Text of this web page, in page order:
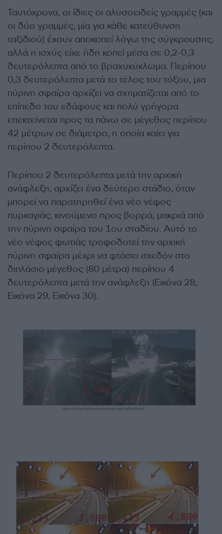
Ταυτόχρονα, οι ίδιες οι αλυσοειδείς γραμμές (και
οι δύο γραμμές, μία για κάθε κατεύθυνση
ταξιδιού) έχουν αποκοπεί λόγω της σύγκρουσης,
αλλά η ισχύς είχε ήδη κοπεί μέσα σε 0,2-0,3
δευτερόλεπτα από το βραχυκύκλωμα. Περίπου
0,3 δευτερόλεπτα μετά το τέλος του τόξου, μια
πύρινη σφαίρα αρχίζει να σχηματίζεται από το
επίπεδο του εδάφους και πολύ γρήγορα
επεκτείνεται προς τα πάνω σε μέγεθος περίπου
42 μέτρων σε διάμετρο, η οποία καίει για
περίπου 2 δευτερόλεπτα.
Περίπου 2 δευτερόλεπτα μετά την αρχική
ανάφλεξη, αρχίζει ένα δεύτερο στάδιο, όταν
μπορεί να παρατηρηθεί ένα νέο νέφος
πυρκαγιάς, κινούμενο προς βορρά, μακριά από
την πύρινη σφαίρα του 1ου σταδίου. Αυτό το
νέο νέφος φωτιάς τροφοδοτεί την αρχική
πύρινη σφαίρα μέχρι να φτάσει σχεδόν στο
διπλάσιο μέγεθος (80 μέτρα) περίπου 4
δευτερόλεπτα μετά την ανάφλεξη (Εικόνα 28,
Εικόνα 29, Εικόνα 30).